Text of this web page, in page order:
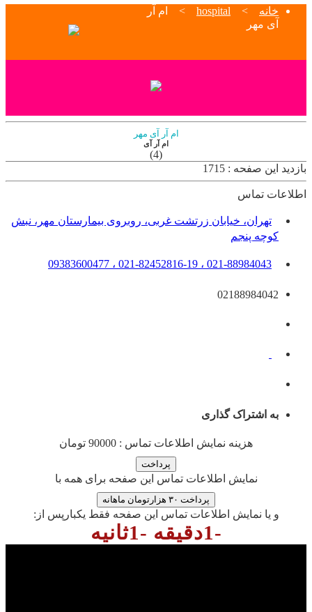
خانه >
hospital
>
ام آر
آی مهر
ام آر آی مهر
ام آر آی
(4)
بازدید این صفحه : 1715
اطلاعات تماس
تهران، خيابان زرتشت غربی، روبروی بیمارستان مهر، نبش
کوچه پنجم
021-88984043 ، 021-82452816-19 ، 09383600477
02188984042
به اشتراک گذاری
هزینه نمایش اطلاعات تماس : 90000 تومان
نمایش اطلاعات تماس این صفحه برای همه با
پرداخت ۳۰ هزارتومان ماهانه
و یا نمایش اطلاعات تماس این صفحه فقط یکبارپس از:
-1دقیقه -1ثانیه